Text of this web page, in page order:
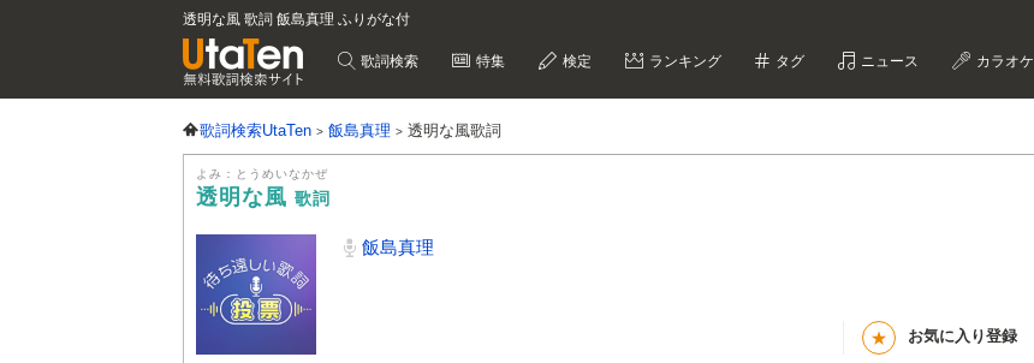
透明な風 歌詞 飯島真理 ふりがな付
歌詞検索 特集 検定 ランキング タグ ニュース カラオケ
歌詞検索UtaTen 飯島真理 透明な風歌詞
よみ：とうめいなかぜ
透明な風 歌詞
飯島真理
★ お気に入り登録